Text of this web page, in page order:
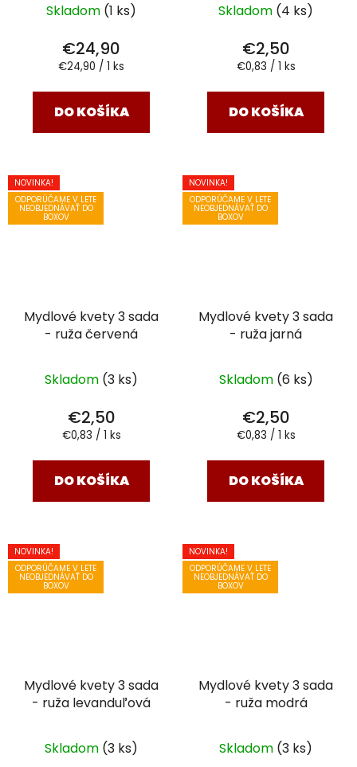
Skladom (1 ks)
€24,90
Jednotková
€24,90 / 1 ks
DO KOŠÍKA
Skladom (4 ks)
€2,50
Jednotková
€0,83 / 1 ks
DO KOŠÍKA
NOVINKA!
ODPORÚČAME V LETE
NEOBJEDNÁVAŤ DO
BOXOV
Mydlové kvety 3 sada
- ruža červená
Skladom (3 ks)
€2,50
Jednotková
€0,83 / 1 ks
DO KOŠÍKA
NOVINKA!
ODPORÚČAME V LETE
NEOBJEDNÁVAŤ DO
BOXOV
Mydlové kvety 3 sada
- ruža jarná
Skladom (6 ks)
€2,50
Jednotková
€0,83 / 1 ks
DO KOŠÍKA
NOVINKA!
ODPORÚČAME V LETE
NEOBJEDNÁVAŤ DO
BOXOV
Mydlové kvety 3 sada
- ruža levanduľová
Skladom (3 ks)
NOVINKA!
ODPORÚČAME V LETE
NEOBJEDNÁVAŤ DO
BOXOV
Mydlové kvety 3 sada
- ruža modrá
Skladom (3 ks)